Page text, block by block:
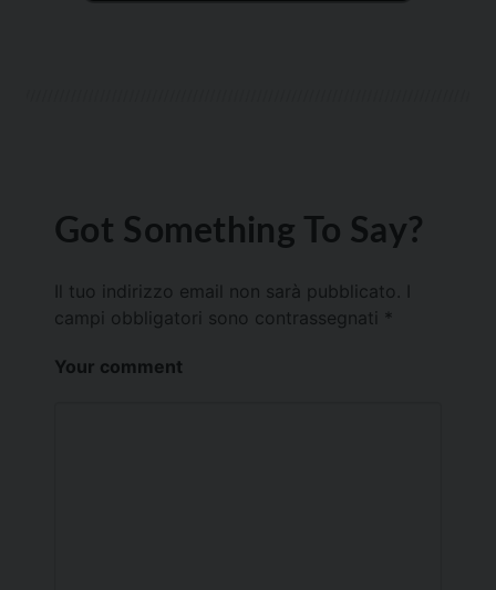
Got Something To Say?
Il tuo indirizzo email non sarà pubblicato.
campi obbligatori sono contrassegnati *
Your comment